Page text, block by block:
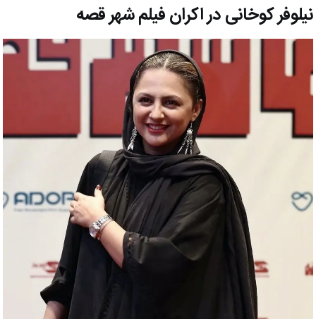
نیلوفر کوخانی در اکران فیلم شهر قصه